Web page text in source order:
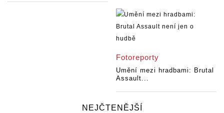
Fotoreporty
Umění mezi hradbami: Brutal
Assault...
NEJČTENĚJŠÍ